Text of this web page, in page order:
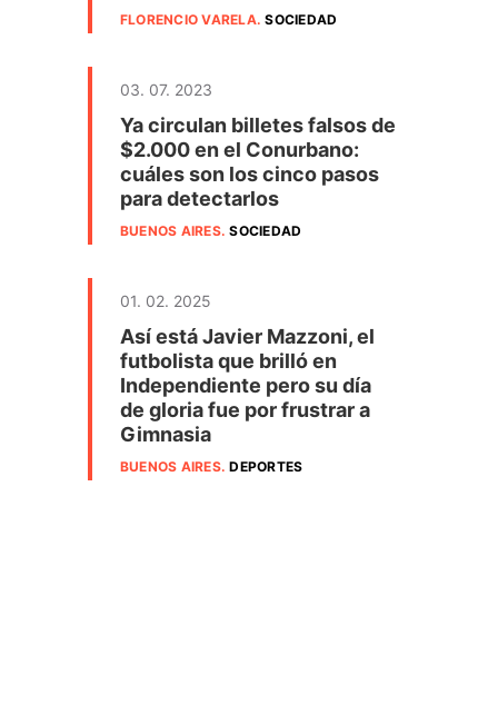
FLORENCIO VARELA.SOCIEDAD
03. 07. 2023
Ya circulan billetes falsos de
$2.000 en el Conurbano:
cuáles son los cinco pasos
para detectarlos
BUENOS AIRES.SOCIEDAD
01. 02. 2025
Así está Javier Mazzoni, el
futbolista que brilló en
Independiente pero su día
de gloria fue por frustrar a
Gimnasia
BUENOS AIRES.DEPORTES